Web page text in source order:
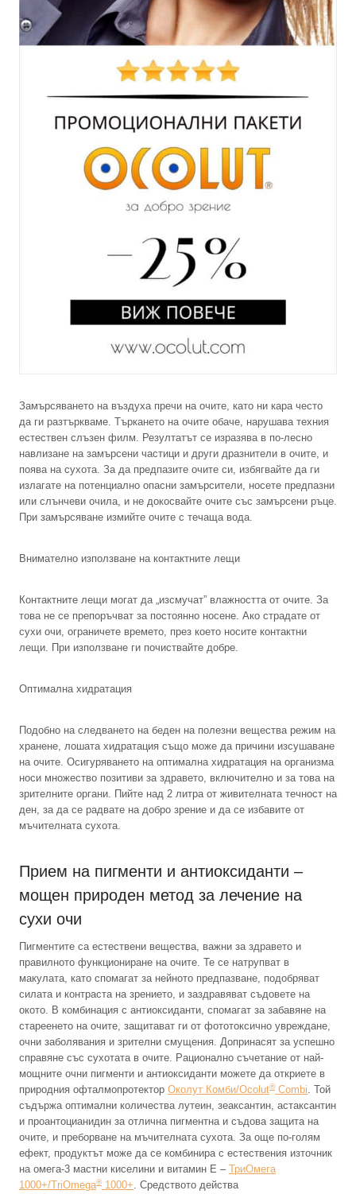
Замърсяването на въздуха пречи на очите, като ни кара често
да ги разтъркваме. Търкането на очите обаче, нарушава техния
естествен слъзен филм. Резултатът се изразява в по-лесно
навлизане на замърсени частици и други дразнители в очите, и
поява на сухота. За да предпазите очите си, избягвайте да ги
излагате на потенциално опасни замърсители, носете предпазни
или слънчеви очила, и не докосвайте очите със замърсени ръце.
При замърсяване измийте очите с течаща вода.
Внимателно използване на контактните лещи
Контактните лещи могат да „изсмучат” влажността от очите. За
това не се препоръчват за постоянно носене. Ако страдате от
сухи очи, ограничете времето, през което носите контактни
лещи. При използване ги почиствайте добре.
Оптимална хидратация
Подобно на следването на беден на полезни вещества режим на
хранене, лошата хидратация също може да причини изсушаване
на очите. Осигуряването на оптимална хидратация на организма
носи множество позитиви за здравето, включително и за това на
зрителните органи. Пийте над 2 литра от живителната течност на
ден, за да се радвате на добро зрение и да се избавите от
мъчителната сухота.
Прием на пигменти и антиоксиданти –
мощен природен метод за лечение на
сухи очи
Пигментите са естествени вещества, важни за здравето и
правилното функциониране на очите. Те се натрупват в
макулата, като спомагат за нейното предпазване, подобряват
силата и контраста на зрението, и заздравяват съдовете на
окото. В комбинация с антиоксиданти, спомагат за забавяне на
стареенето на очите, защитават ги от фототоксично увреждане,
очни заболявания и зрителни смущения. Допринасят за успешно
справяне със сухотата в очите. Рационално съчетание от най-
мощните очни пигменти и антиоксиданти можете да откриете в
природния офталмопротектор Околут Комби/Ocolut®Combi . Той
съдържа оптимални количества лутеин, зеаксантин, астаксантин
и проантоцианидин за отлична пигментна и съдова защита на
очите, и преборване на мъчителната сухота. За още по-голям
ефект, продуктът може да се комбинира с естествения източник
на омега-3 мастни киселини и витамин E – ТриОмега
1000+/TriOmega®1000+ . Средството действа